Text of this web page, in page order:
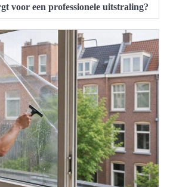
voor een professionele uitstraling?